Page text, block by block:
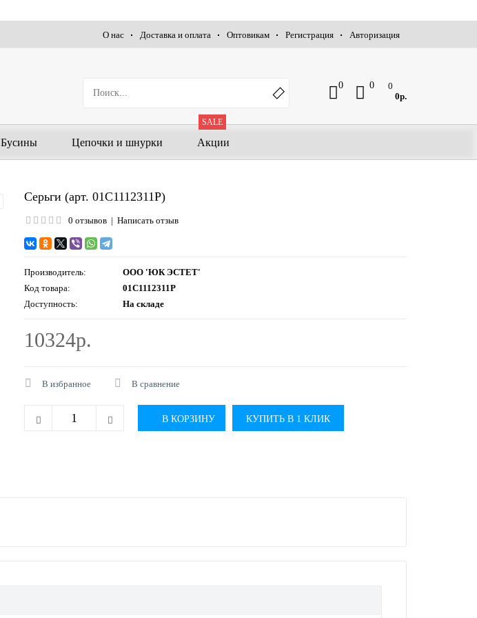
О нас Доставка и оплата Оптовикам Регистрация Авторизация
0 0
0
0р.
Бусины Цепочки и шнурки Акции
SALE
Серьги (арт. 01С1112311Р)
0 отзывов | Написать отзыв
Производитель:
ООО 'ЮК ЭСТЕТ'
Код товара:
01С1112311Р
Доступность:
На складе
10324р.
В избранное В сравнение
КУПИТЬ В 1 КЛИК